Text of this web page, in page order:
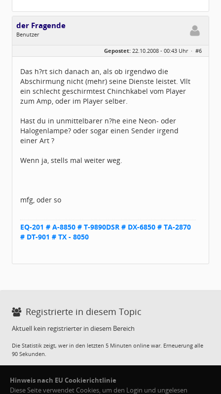
der Fragende
Benutzer
Alter:
55
Dabei seit:
12 / 2007
Gepostet: 22.10.2008 - 00:43 Uhr · #6
Das h?rt sich danach an, als ob irgendwo die
Abschirmung nicht (mehr) seine Dienste leistet. Vllt
ein schlecht geschirmtest Chinchkabel vom Player
zum Amp, oder im Player selber.
Hast du in unmittelbarer n?he eine Neon- oder
Halogenlampe? oder sogar einen Sender irgend
einer Art ?
Wenn ja, stells mal weiter weg.
mfg, oder so
EQ-201 # A-8850 # T-9890DSR # DX-6850 # TA-2870
# DT-901 # TX - 8050
Registrierte in diesem Topic
Aktuell kein registrierter in diesem Bereich
Die Statistik zeigt, wer in den letzten 5 Minuten online war. Erneuerung alle
90 Sekunden.
Hinweis nach EU Cookierichtlinie
Diese Seite verwendet Cookies, um den Login und ungelesen